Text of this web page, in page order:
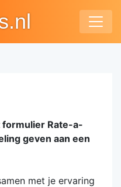
formulier Rate-a-
geven aan een
met je ervaring